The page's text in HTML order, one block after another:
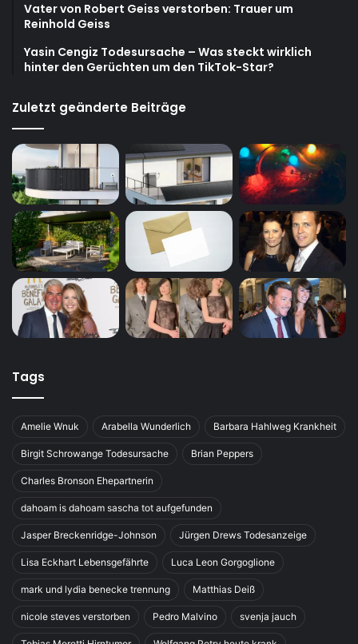
Vater von Robert Geiss verstorben: Trauer um
Reinhold Geiss
Yasin Cengiz Todesursache – Was steckt wirklich
hinter den Gerüchten um den TikTok-Star?
Zuletzt geänderte Beiträge
Tags
Amelie Wnuk Arabella Wunderlich Barbara Hahlweg Krankheit
Birgit Schrowange Todesursache Brian Peppers
Charles Bronson Ehepartnerin
dahoam is dahoam sascha tot aufgefunden
Jasper Breckenridge-Johnson Jürgen Drews Todesanzeige
Lisa Eckhart Lebensgefährte Luca Leon Gorgoglione
mark und lydia benecke trennung Matthias Deiß
nicole steves verstorben Pedro Malvino svenja jauch